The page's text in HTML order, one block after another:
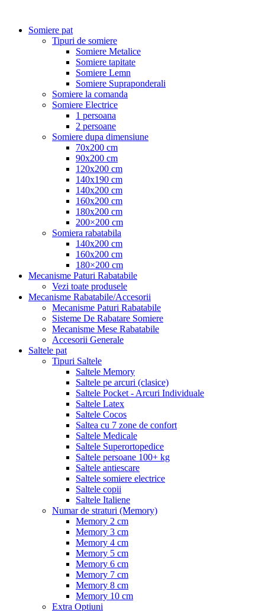
Somiere pat
Tipuri de somiere
Somiere Metalice
Somiere tapitate
Somiere Lemn
Somiere Supraponderali
Somiere la comanda
Somiere Electrice
1 persoana
2 persoane
Somiere dupa dimensiune
70x200 cm
90x200 cm
120x200 cm
140x190 cm
140x200 cm
160x200 cm
180x200 cm
200×200 cm
Somiera rabatabila
140x200 cm
160x200 cm
180×200 cm
Mecanisme Paturi Rabatabile
Vezi toate produsele
Mecanisme Rabatabile/Accesorii
Mecanisme Paturi Rabatabile
Sisteme De Rabatare Somiere
Mecanisme Mese Rabatabile
Accesorii Generale
Saltele pat
Tipuri Saltele
Saltele Memory
Saltele pe arcuri (clasice)
Saltele Pocket - Arcuri Individuale
Saltele Latex
Saltele Cocos
Saltea cu 7 zone de confort
Saltele Medicale
Saltele Superortopedice
Saltele persoane 100+ kg
Saltele antiescare
Saltele somiere electrice
Saltele copii
Saltele Italiene
Numar de straturi (Memory)
Memory 2 cm
Memory 3 cm
Memory 4 cm
Memory 5 cm
Memory 6 cm
Memory 7 cm
Memory 8 cm
Memory 10 cm
Extra Optiuni